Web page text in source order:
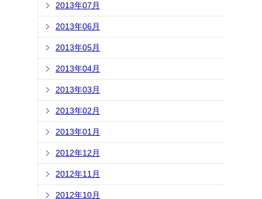
2013年07月
2013年06月
2013年05月
2013年04月
2013年03月
2013年02月
2013年01月
2012年12月
2012年11月
2012年10月